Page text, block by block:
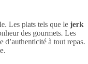
Les plats tels que le jerk
des gourmets. Les
d’authenticité à tout repas.